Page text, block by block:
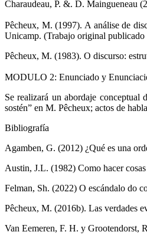
Charaudeau, P. &. D. Maingueneau
Pêcheux, M. (1997). A análise de
Unicamp. (Trabajo original publicado
Pêcheux, M. (1983). O discurso:
MODULO 2: Enunciado y
Se realizará un abordaje conceptual
sostén” en M. Pêcheux; actos de
Bibliografía
Agamben, G. (2012) ¿Qué es una
Austin, J.L. (1982) Como hacer
Felman, Sh. (2022) O escándalo do
Pêcheux, M. (2016b). Las verdades
Van Eemeren, F. H. y Grootendorst,